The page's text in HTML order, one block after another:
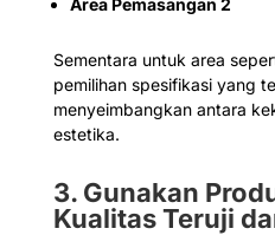
Area Pemasangan 2
Sementara untuk area
pemilihan spesifikasi yang
menyeimbangkan antara
estetika.
3. Gunakan
Kualitas Teruji